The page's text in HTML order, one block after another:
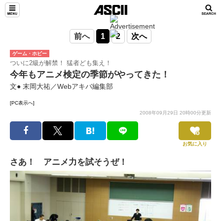
前へ 1 2 次へ
ゲーム・ホビー
ついに2級が解禁！ 猛者ども集え！
今年もアニメ検定の季節がやってきた！
文● 末岡大祐／Webアキバ編集部
[PC表示へ]
2008年09月29日 20時00分更新
お気に入り
さあ！ アニメ力を試そうぜ！